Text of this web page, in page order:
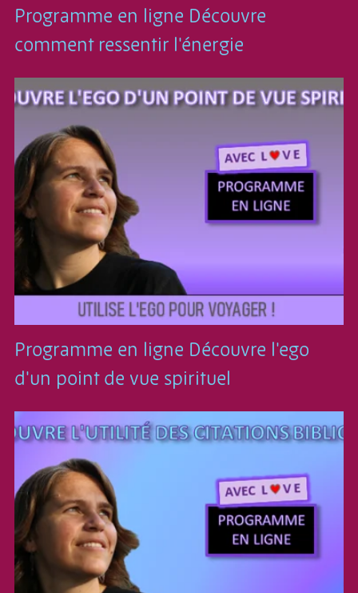
Programme en ligne Découvre
comment ressentir l'énergie
Programme en ligne Découvre l'ego
d'un point de vue spirituel